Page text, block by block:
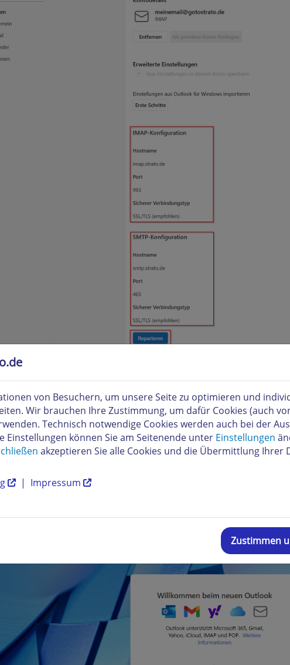
Postfach neu einrichten
Sie Outlook nach der Installation das erste Mal, beginnt direkt
STRATO E-Mail-Adresse ein und drücken Sie auf »Weiter«. Da
Adresse erwartet, wird es jetzt erstmal einen Fehler
von Besuchern, um unsere Seite zu optimieren und
Wir brauchen Ihre Zustimmung, um dafür Cookies (auch
Technisch notwendige Cookies werden auch bei der
Einstellungen können Sie am Seitenende unter Einstellungen
akzeptieren Sie alle Cookies und die Übermittlung Ihrer
| Impressum
Zustimmen